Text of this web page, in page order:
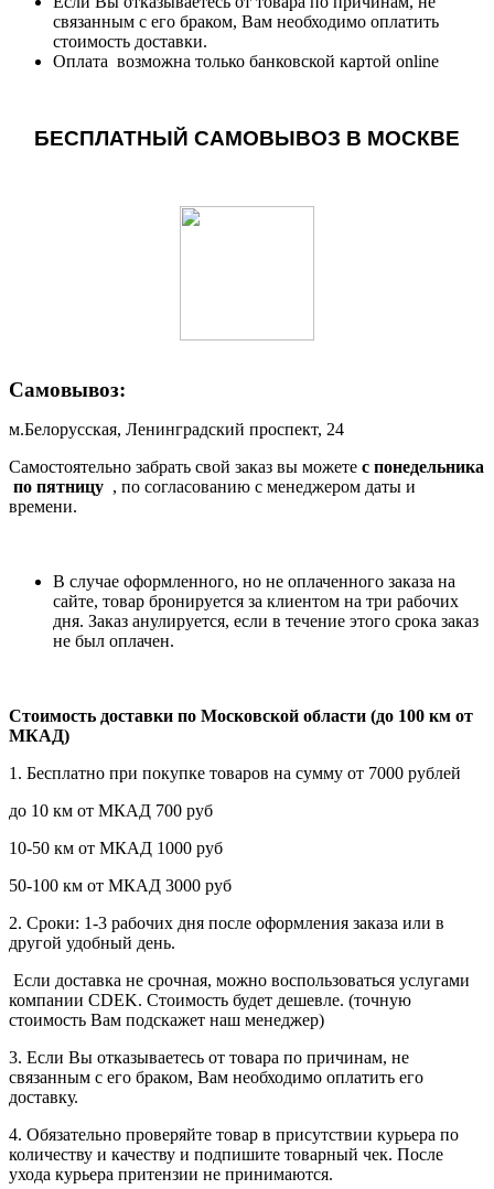
связанным с его браком, Вам необходимо оплатить
стоимость доставки.
Оплата возможна только банковской картой online
БЕСПЛАТНЫЙ САМОВЫВОЗ В МОСКВЕ
Самовывоз:
м.Белорусская, Ленинградский проспект, 24
Самостоятельно забрать свой заказ вы можете c понедельника
по пятницу , по согласованию с менеджером даты и
времени.
В случае оформленного, но не оплаченного заказа на
сайте, товар бронируется за клиентом на три рабочих
дня. Заказ анулируется, если в течение этого срока заказ
не был оплачен.
Стоимость доставки по Московской области (до 100 км от
МКАД)
1. Бесплатно при покупке товаров на сумму от 7000 рублей
до 10 км от МКАД 700 руб
10-50 км от МКАД 1000 руб
50-100 км от МКАД 3000 руб
2. Сроки: 1-3 рабочих дня после оформления заказа или в
другой удобный день.
Если доставка не срочная, можно воспользоваться услугами
компании СDEK. Стоимость будет дешевле. (точную
стоимость Вам подскажет наш менеджер)
3. Если Вы отказываетесь от товара по причинам, не
связанным с его браком, Вам необходимо оплатить его
доставку.
4. Обязательно проверяйте товар в присутствии курьера по
количеству и качеству и подпишите товарный чек. После
ухода курьера притензии не принимаются.